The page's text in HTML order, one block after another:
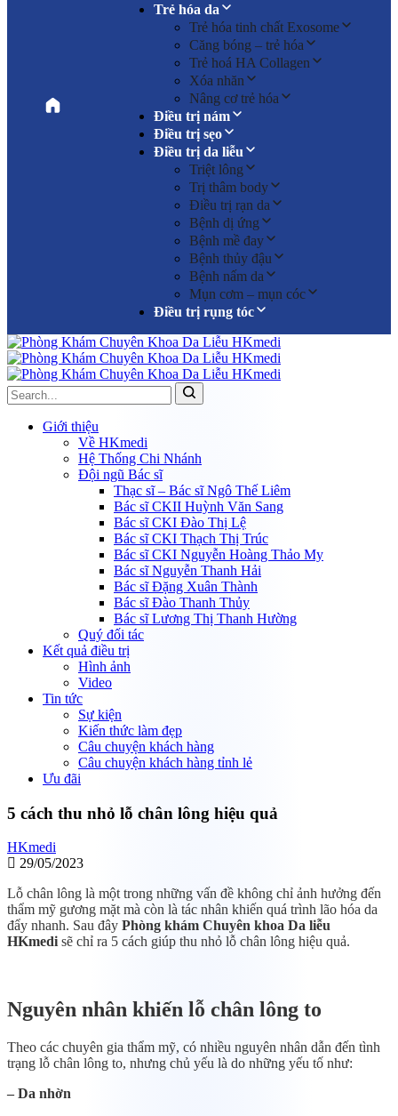
Trẻ hóa da
Trẻ hóa tinh chất Exosome
Căng bóng – trẻ hóa
Trẻ hoá HA Collagen
Xóa nhăn
Nâng cơ trẻ hóa
Điều trị nám
Điều trị sẹo
Điều trị da liễu
Triệt lông
Trị thâm body
Điều trị rạn da
Bệnh dị ứng
Bệnh mề đay
Bệnh thủy đậu
Bệnh nấm da
Mụn cơm – mụn cóc
Điều trị rụng tóc
Giới thiệu
Về HKmedi
Hệ Thống Chi Nhánh
Đội ngũ Bác sĩ
Thạc sĩ – Bác sĩ Ngô Thế Liêm
Bác sĩ CKII Huỳnh Văn Sang
Bác sĩ CKI Đào Thị Lệ
Bác sĩ CKI Thạch Thị Trúc
Bác sĩ CKI Nguyễn Hoàng Thảo My
Bác sĩ Nguyễn Thanh Hải
Bác sĩ Đặng Xuân Thành
Bác sĩ Đào Thanh Thủy
Bác sĩ Lương Thị Thanh Hường
Quý đối tác
Kết quả điều trị
Hình ảnh
Video
Tin tức
Sự kiện
Kiến thức làm đẹp
Câu chuyện khách hàng
Câu chuyện khách hàng tỉnh lẻ
Ưu đãi
5 cách thu nhỏ lỗ chân lông hiệu quả
HKmedi
29/05/2023
Lỗ chân lông là một trong những vấn đề không chỉ ảnh hưởng đến
thẩm mỹ gương mặt mà còn là tác nhân khiến quá trình lão hóa da
đẩy nhanh. Sau đây Phòng khám Chuyên khoa Da liễu
HKmedisẽ chỉ ra 5 cách giúp thu nhỏ lỗ chân lông hiệu quả.
Nguyên nhân khiến lỗ chân lông to
Theo các chuyên gia thẩm mỹ, có nhiều nguyên nhân dẫn đến tình
trạng lỗ chân lông to, nhưng chủ yếu là do những yếu tố như:
– Da nhờn